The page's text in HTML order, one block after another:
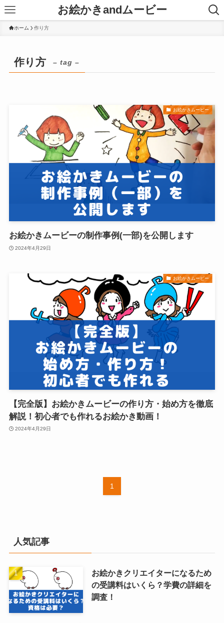
お絵かきandムービー
ホーム 作り方
作り方 – tag –
お絵かきムービー
お絵かきムービーの制作事例(一部)を公開します
2024年4月29日
お絵かきムービー
【完全版】お絵かきムービーの作り方・始め方を徹底
解説！初心者でも作れるお絵かき動画！
2024年4月29日
1
人気記事
お絵かきクリエイターになるため
の受講料はいくら？学費の詳細を
調査！